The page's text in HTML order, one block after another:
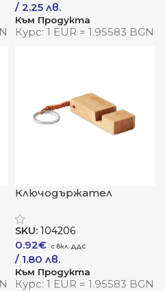
/ 2.25 лв.
Към Продукта
Курс: 1 EUR = 1.95583 BGN
Ключодържател
естествена опора за
твоя телефон
SKU: 104206
0.92€
/ 1.80 лв.
Към Продукта
Курс: 1 EUR = 1.95583 BGN